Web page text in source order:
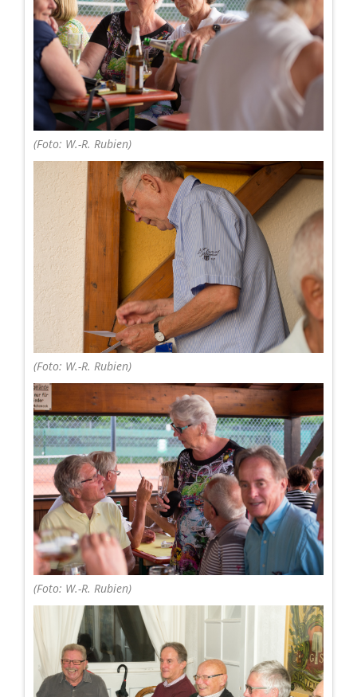
(Foto: W.-R. Rubien)
(Foto: W.-R. Rubien)
(Foto: W.-R. Rubien)